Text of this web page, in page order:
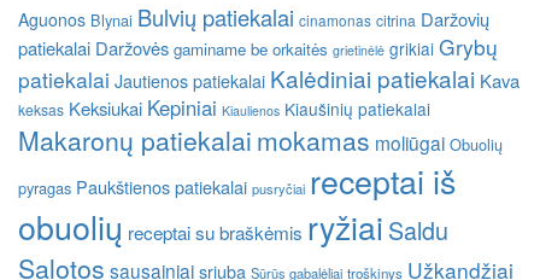
Aguonos Blynai Bulvių patiekalai cinamonas citrina Daržovių
patiekalai Daržovės gaminame be orkaitės grietinėlė grikiai Grybų
patiekalai Jautienos patiekalai Kalėdiniai patiekalai Kava
keksas Keksiukai Kepiniai Kiaulienos Kiaušinių patiekalai
Makaronų patiekalai mokamas moliūgai Obuolių
pyragas Paukštienos patiekalai pusryčiai receptai iš
obuolių receptai su braškėmis ryžiai Saldu
Salotos sausainiai sriuba Sūrūs gabalėliai troškinys Užkandžiai